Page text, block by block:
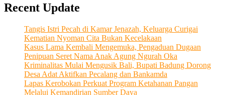
Sari
Parta
Kencana”
Tetap
Bertumbuh
dan
Berdaya
Saing
Recent Update
Tangis Istri Pecah di Kamar Jenazah, Keluarga Curigai
Kematian Nyoman Cita Bukan Kecelakaan
Kasus Lama Kembali Mengemuka, Pengaduan Dugaan
Penipuan Seret Nama Anak Agung Ngurah Oka
Kriminalitas Mulai Mengusik Bali, Bupati Badung Dorong
Desa Adat Aktifkan Pecalang dan Bankamda
Lapas Kerobokan Perkuat Program Ketahanan Pangan
Melalui Kemandirian Sumber Daya